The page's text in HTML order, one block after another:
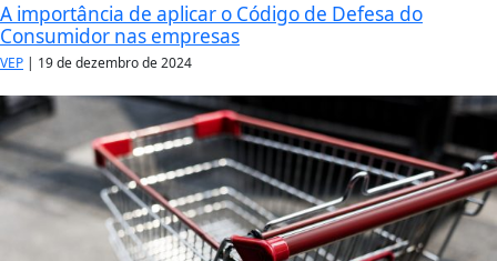
A importância de aplicar o Código de Defesa do
Consumidor nas empresas
VEP 19 de dezembro de 2024